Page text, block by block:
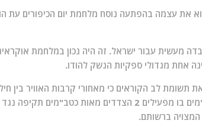
את עצמה בהפתעה נוסח מלחמת יום הכיפורים עת
מעשית עבור ישראל. זה היה נכון במלחמת
אחת מגדולי ספקיות הנשק להודו.
תשומת לב הקוראים כי מאחורי קרבות האוויר בין
מערכה קשה בתחום הכטב"מים בו מפעילים 2 הצדדים
המצויה ברשותם.